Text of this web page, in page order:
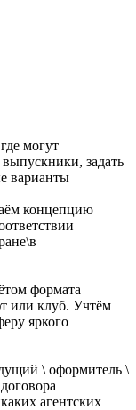
могут
задать
варианты
концепцию
формата
или клуб. Учтём
яркого
\ оформитель \
агентских